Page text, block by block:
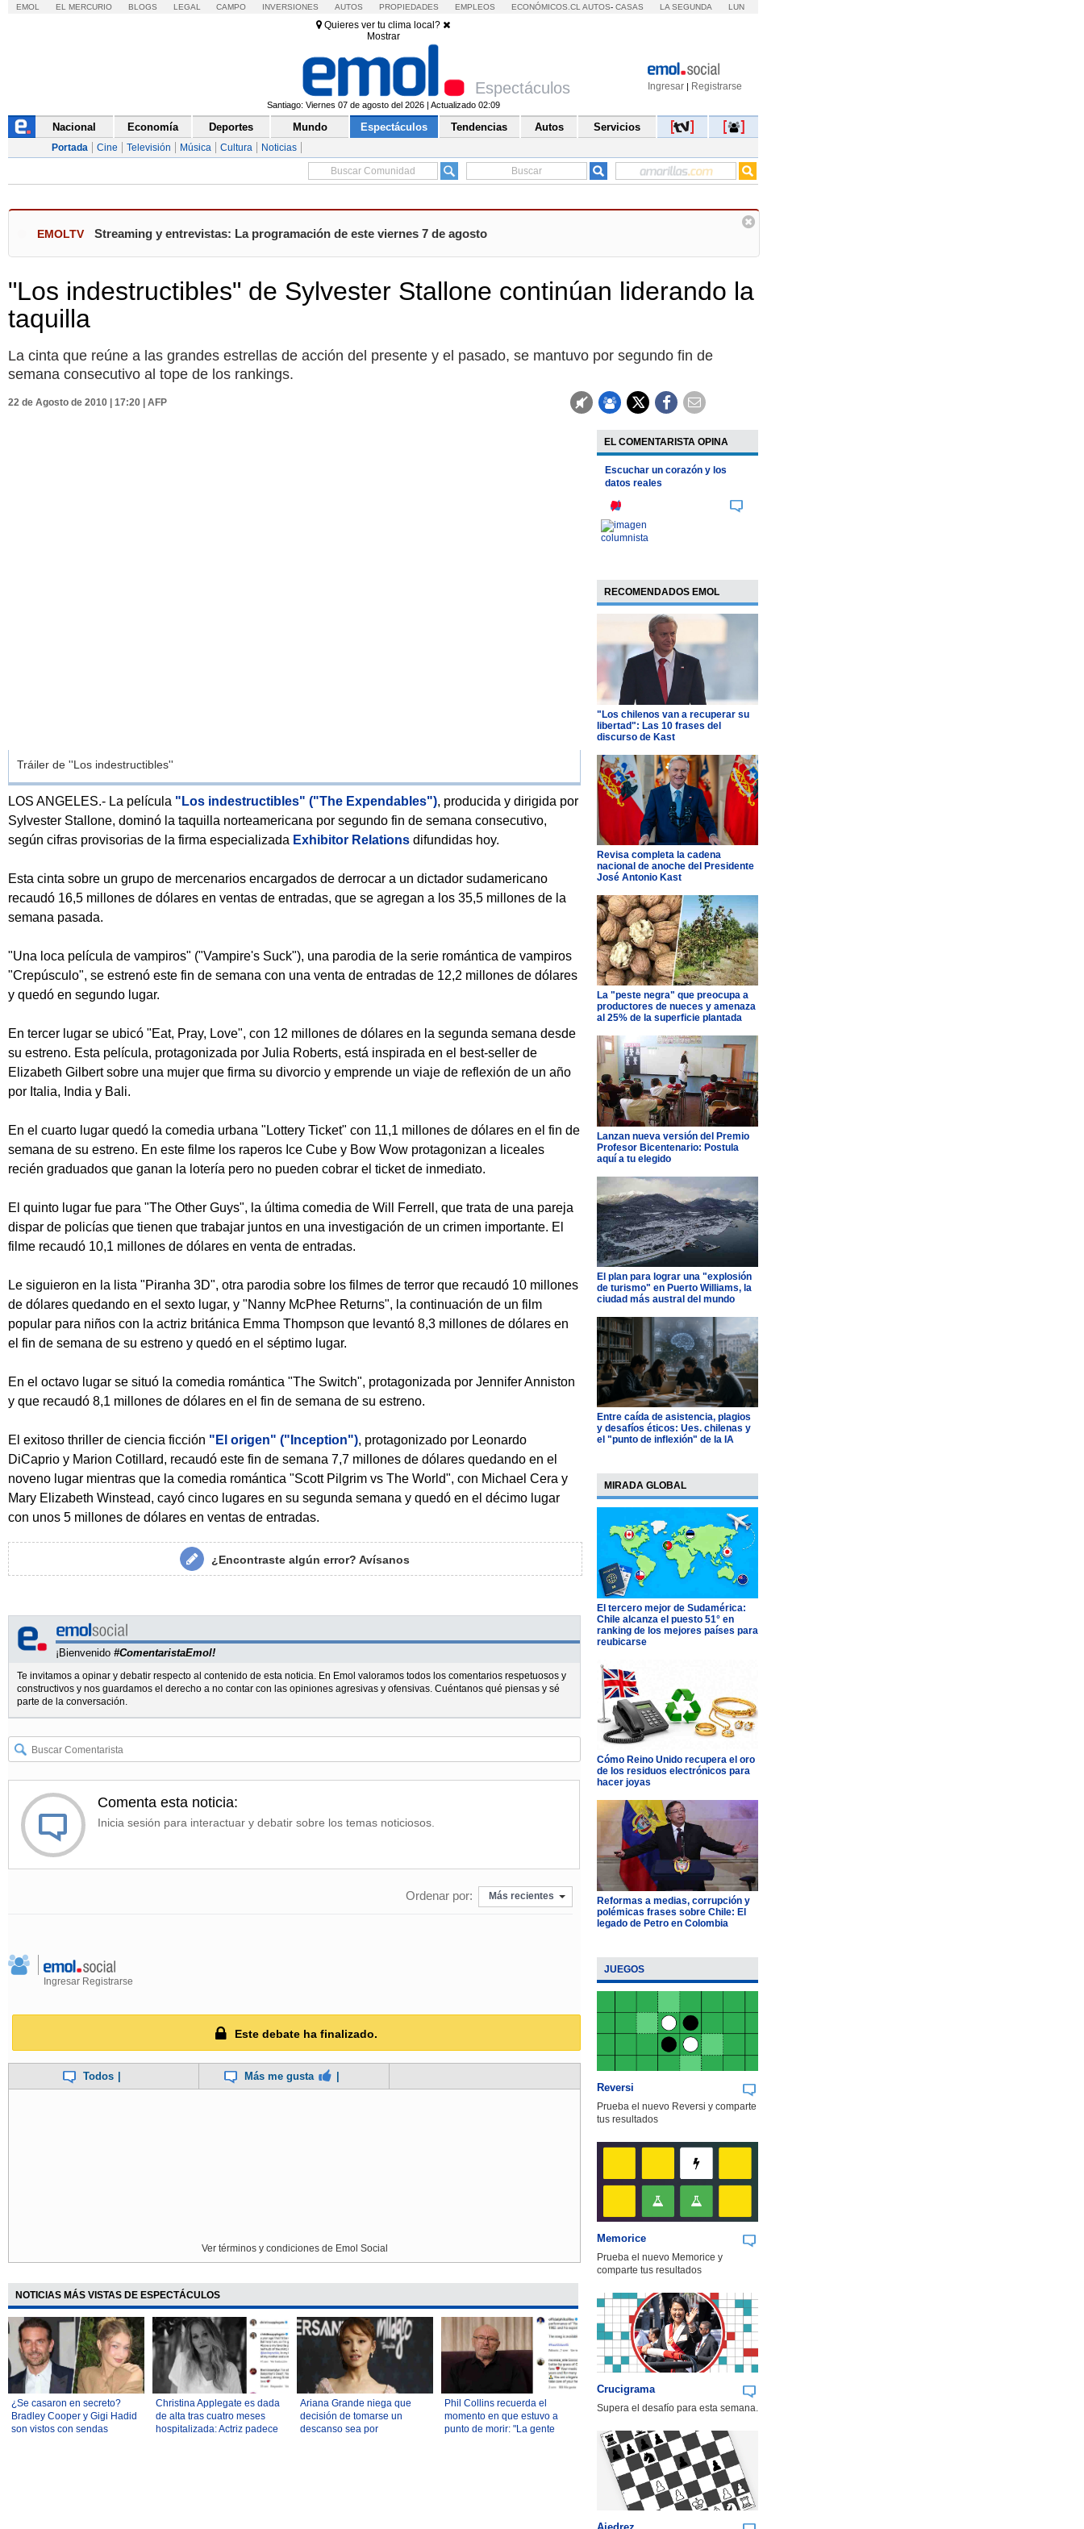
EMOL EL MERCURIO BLOGS LEGAL CAMPO INVERSIONES AUTOS PROPIEDADES EMPLEOS ECONÓMICOS.CL AUTOS- CASAS LA SEGUNDA LUN
Quieres ver tu clima local?
Mostrar
Ingresar | Registrarse
Espectáculos
Santiago: Viernes 07 de agosto del 2026 | Actualizado 02:09
Nacional Economía Deportes Mundo Espectáculos Tendencias Autos Servicios
Portada Cine Televisión Música Cultura Noticias
EMOLTV Streaming y entrevistas: La programación de este viernes 7 de agosto
"Los indestructibles" de Sylvester Stallone continúan liderando la
taquilla
La cinta que reúne a las grandes estrellas de acción del presente y el pasado, se mantuvo por segundo fin de
semana consecutivo al tope de los rankings.
22 de Agosto de 2010 | 17:20 | AFP
Tráiler de ''Los indestructibles''
LOS ANGELES.- La película "Los indestructibles" ("The Expendables"), producida y dirigida por
Sylvester Stallone, dominó la taquilla norteamericana por segundo fin de semana consecutivo,
según cifras provisorias de la firma especializada Exhibitor Relations difundidas hoy.
Esta cinta sobre un grupo de mercenarios encargados de derrocar a un dictador sudamericano
recaudó 16,5 millones de dólares en ventas de entradas, que se agregan a los 35,5 millones de la
semana pasada.
"Una loca película de vampiros" ("Vampire's Suck"), una parodia de la serie romántica de vampiros
"Crepúsculo", se estrenó este fin de semana con una venta de entradas de 12,2 millones de dólares
y quedó en segundo lugar.
En tercer lugar se ubicó "Eat, Pray, Love", con 12 millones de dólares en la segunda semana desde
su estreno. Esta película, protagonizada por Julia Roberts, está inspirada en el best-seller de
Elizabeth Gilbert sobre una mujer que firma su divorcio y emprende un viaje de reflexión de un año
por Italia, India y Bali.
En el cuarto lugar quedó la comedia urbana "Lottery Ticket" con 11,1 millones de dólares en el fin de
semana de su estreno. En este filme los raperos Ice Cube y Bow Wow protagonizan a liceales
recién graduados que ganan la lotería pero no pueden cobrar el ticket de inmediato.
El quinto lugar fue para "The Other Guys", la última comedia de Will Ferrell, que trata de una pareja
dispar de policías que tienen que trabajar juntos en una investigación de un crimen importante. El
filme recaudó 10,1 millones de dólares en venta de entradas.
Le siguieron en la lista "Piranha 3D", otra parodia sobre los filmes de terror que recaudó 10 millones
de dólares quedando en el sexto lugar, y "Nanny McPhee Returns", la continuación de un film
popular para niños con la actriz británica Emma Thompson que levantó 8,3 millones de dólares en
el fin de semana de su estreno y quedó en el séptimo lugar.
En el octavo lugar se situó la comedia romántica "The Switch", protagonizada por Jennifer Anniston
y que recaudó 8,1 millones de dólares en el fin de semana de su estreno.
El exitoso thriller de ciencia ficción "El origen" ("Inception"), protagonizado por Leonardo
DiCaprio y Marion Cotillard, recaudó este fin de semana 7,7 millones de dólares quedando en el
noveno lugar mientras que la comedia romántica "Scott Pilgrim vs The World", con Michael Cera y
Mary Elizabeth Winstead, cayó cinco lugares en su segunda semana y quedó en el décimo lugar
con unos 5 millones de dólares en ventas de entradas.
¿Encontraste algún error?Avísanos
¡Bienvenido #ComentaristaEmol!
Te invitamos a opinar y debatir respecto al contenido de esta noticia. En Emol valoramos todos los comentarios respetuosos y
constructivos y nos guardamos el derecho a no contar con las opiniones agresivas y ofensivas. Cuéntanos qué piensas y sé
parte de la conversación.
Comenta esta noticia:
Inicia sesión para interactuar y debatir sobre los temas noticiosos.
Ordenar por: Más recientes
Ingresar Registrarse
Este debate ha finalizado.
Todos Más me gusta
Ver términos y condiciones de Emol Social
NOTICIAS MÁS VISTAS DE ESPECTÁCULOS
¿Se casaron en secreto?
Bradley Cooper y Gigi Hadid
son vistos con sendas
Christina Applegate es dada
de alta tras cuatro meses
hospitalizada: Actriz padece
Ariana Grande niega que
decisión de tomarse un
descanso sea por
Phil Collins recuerda el
momento en que estuvo a
punto de morir: "La gente
EL COMENTARISTA OPINA
Escuchar un corazón y los
datos reales
RECOMENDADOS EMOL
"Los chilenos van a recuperar su
libertad": Las 10 frases del
discurso de Kast
Revisa completa la cadena
nacional de anoche del Presidente
José Antonio Kast
La "peste negra" que preocupa a
productores de nueces y amenaza
al 25% de la superficie plantada
Lanzan nueva versión del Premio
Profesor Bicentenario: Postula
aquí a tu elegido
El plan para lograr una "explosión
de turismo" en Puerto Williams, la
ciudad más austral del mundo
Entre caída de asistencia, plagios
y desafíos éticos: Ues. chilenas y
el "punto de inflexión" de la IA
MIRADA GLOBAL
El tercero mejor de Sudamérica:
Chile alcanza el puesto 51° en
ranking de los mejores países para
reubicarse
Cómo Reino Unido recupera el oro
de los residuos electrónicos para
hacer joyas
Reformas a medias, corrupción y
polémicas frases sobre Chile: El
legado de Petro en Colombia
JUEGOS
Reversi
Prueba el nuevo Reversi y comparte
tus resultados
Memorice
Prueba el nuevo Memorice y
comparte tus resultados
Crucigrama
Supera el desafío para esta semana.